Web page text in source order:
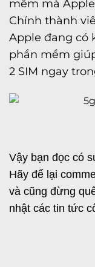
mềm mà
Chính thành
Apple đang có
phần mềm
2 SIM ngay
Vậy bạn đọc có
Hãy để lại
và cũng đừng
nhật các tin tức